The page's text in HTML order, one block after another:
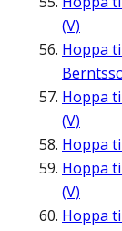
(V)
Hoppa
Hoppa
(V)
Hoppa
Hoppa
(V)
Hoppa